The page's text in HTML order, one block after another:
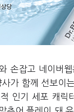
손잡고 네이버
가 함께 선보이
적 인기 세포 캐